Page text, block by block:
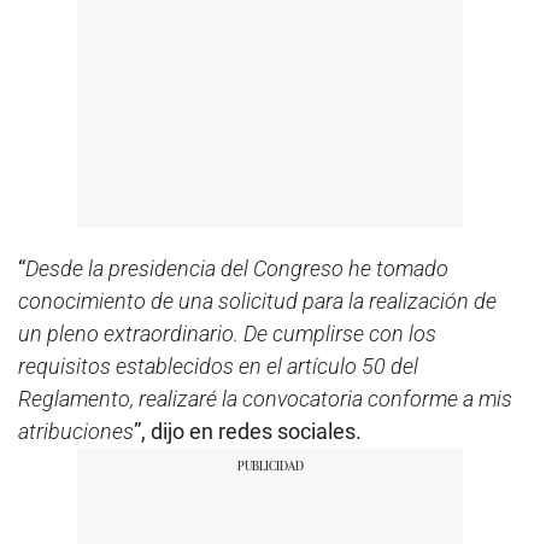
“Desde la presidencia del Congreso he tomado
conocimiento de una solicitud para la realización de
un pleno extraordinario. De cumplirse con los
requisitos establecidos en el artículo 50 del
Reglamento, realizaré la convocatoria conforme a mis
atribuciones”, dijo en redes sociales.